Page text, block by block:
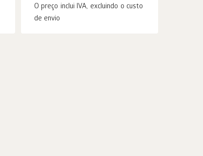
O preço inclui IVA, excluindo o custo
de envio